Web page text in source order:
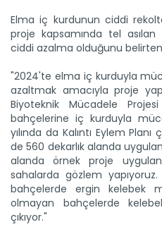
Elma iç kurdunun ciddi
proje kapsamında tel asılan
ciddi azalma olduğunu
"2024'te elma iç kurduyla
azaltmak amacıyla proje
Biyoteknik Mücadele
bahçelerine iç kurduyla
yılında da Kalıntı Eylem
de 560 dekarlık alanda
alanda örnek proje
sahalarda gözlem
bahçelerde ergin kelebek
olmayan bahçelerde
çıkıyor."